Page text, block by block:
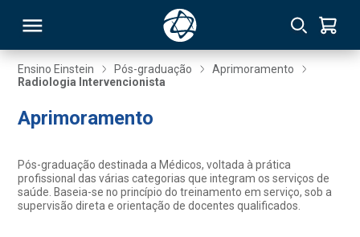
Ensino Einstein Pós-graduação
Aprimoramento
Radiologia Intervencionista
Aprimoramento
Pós-graduação destinada a Médicos, voltada à prática
profissional das várias categorias que integram os serviços de
saúde. Baseia-se no princípio do treinamento em serviço, sob a
supervisão direta e orientação de docentes qualificados.